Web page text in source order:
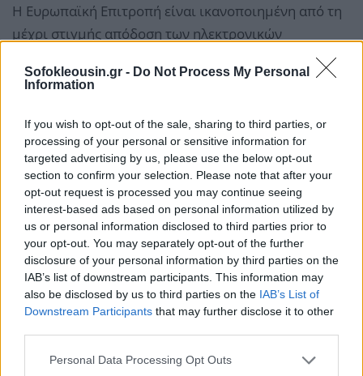
Sofokleousin.gr - Do Not Process My Personal
Information
If you wish to opt-out of the sale, sharing to third parties, or
processing of your personal or sensitive information for
targeted advertising by us, please use the below opt-out
section to confirm your selection. Please note that after your
opt-out request is processed you may continue seeing
interest-based ads based on personal information utilized by
us or personal information disclosed to third parties prior to
your opt-out. You may separately opt-out of the further
disclosure of your personal information by third parties on the
IAB’s list of downstream participants. This information may
also be disclosed by us to third parties on the IAB’s List of
Downstream Participants that may further disclose it to other
Personal Data Processing Opt Outs
Η Ευρωπαϊκή Επιτροπή είναι ικανοποιημένη από τη
μέχρι στιγμής απόδοση των ηλεκτρονικών
έκθεση εποπτείας «ευρωπαϊκού εξαμήνου», με αυτό
ουσιαστικά είχαν διακοπεί για μεγάλη περίοδο από
τις παρεμβάσεις ακτιβιστών.
Συνολικά, σύμφωνα με τα στοιχεία που παραθέτει η
Κομισιόν, ως τις 31 Δεκεμβρίου 2018 είχαν βγει σε
ηλεκτρονικό πλειστηριασμό 17.223 ιδιοκτησίας, ενώ
«οι μελλοντικές προοπτικές είναι θετικές».